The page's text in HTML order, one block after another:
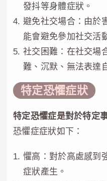
發抖等身體症狀。
避免社交場合：由於
能會避免參加社交活
社交困難：在社交場
難、沉默、無法表達
特定恐懼症狀
特定恐懼症是對於特定
恐懼症症狀如下：
懼高：對於高處感到
症狀產生。